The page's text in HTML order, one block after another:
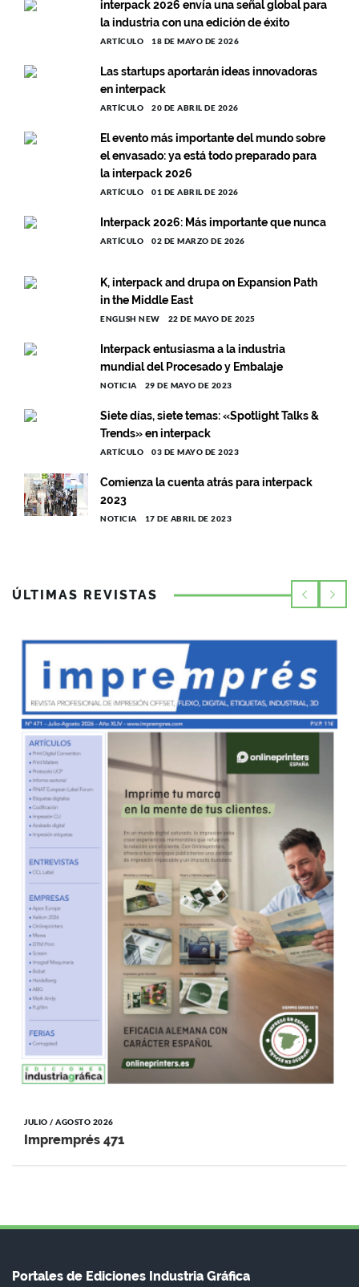
interpack 2026 envía una señal global para
la industria con una edición de éxito
ARTÍCULO 18 DE MAYO DE 2026
Las startups aportarán ideas innovadoras
en interpack
ARTÍCULO 20 DE ABRIL DE 2026
El evento más importante del mundo sobre
el envasado: ya está todo preparado para
la interpack 2026
ARTÍCULO 01 DE ABRIL DE 2026
Interpack 2026: Más importante que nunca
ARTÍCULO 02 DE MARZO DE 2026
K, interpack and drupa on Expansion Path
in the Middle East
ENGLISH NEW 22 DE MAYO DE 2025
Interpack entusiasma a la industria
mundial del Procesado y Embalaje
NOTICIA 29 DE MAYO DE 2023
Siete días, siete temas: «Spotlight Talks &
Trends» en interpack
ARTÍCULO 03 DE MAYO DE 2023
Comienza la cuenta atrás para interpack
2023
NOTICIA 17 DE ABRIL DE 2023
ÚLTIMAS REVISTAS
JULIO / AGOSTO 2026
Impremprés 471
Portales de Ediciones Industria Gráfica